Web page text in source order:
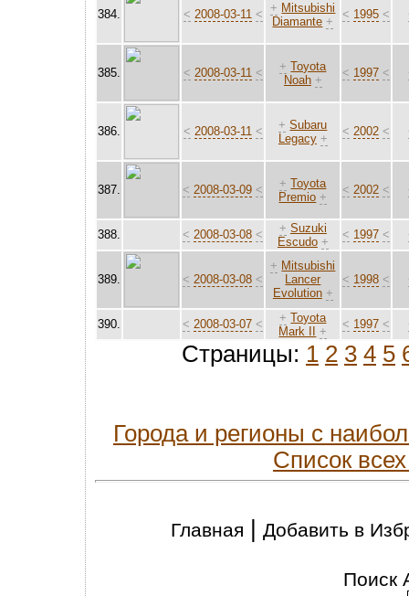
384. < 2008-03-11 < + Mitsubishi
Diamante +
< 1995 <
385. < 2008-03-11 < + Toyota
Noah +
< 1997 <
386. < 2008-03-11 < + Subaru
Legacy +
< 2002 <
387. < 2008-03-09 < + Toyota
Premio +
< 2002 <
388. < 2008-03-08 < + Suzuki
Escudo +
< 1997 <
389. < 2008-03-08 <
+ Mitsubishi
Lancer
Evolution +
< 1998 <
390. < 2008-03-07 < + Toyota
Mark II
+
< 1997 <
Страницы: 1 2 3 4 5
Города и регионы с
Список
Главная | Добавить в
Поиск